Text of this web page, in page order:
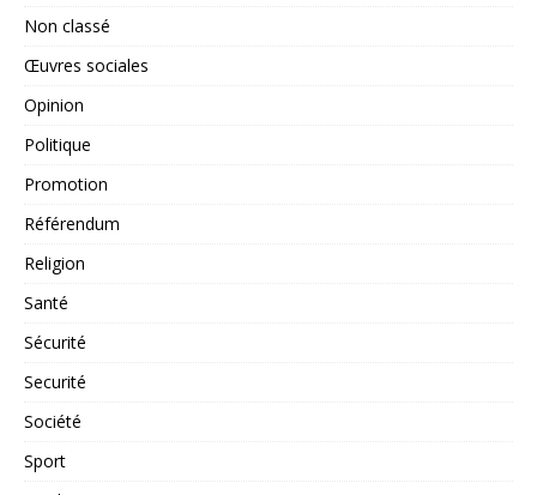
Non classé
Œuvres sociales
Opinion
Politique
Promotion
Référendum
Religion
Santé
Sécurité
Securité
Société
Sport